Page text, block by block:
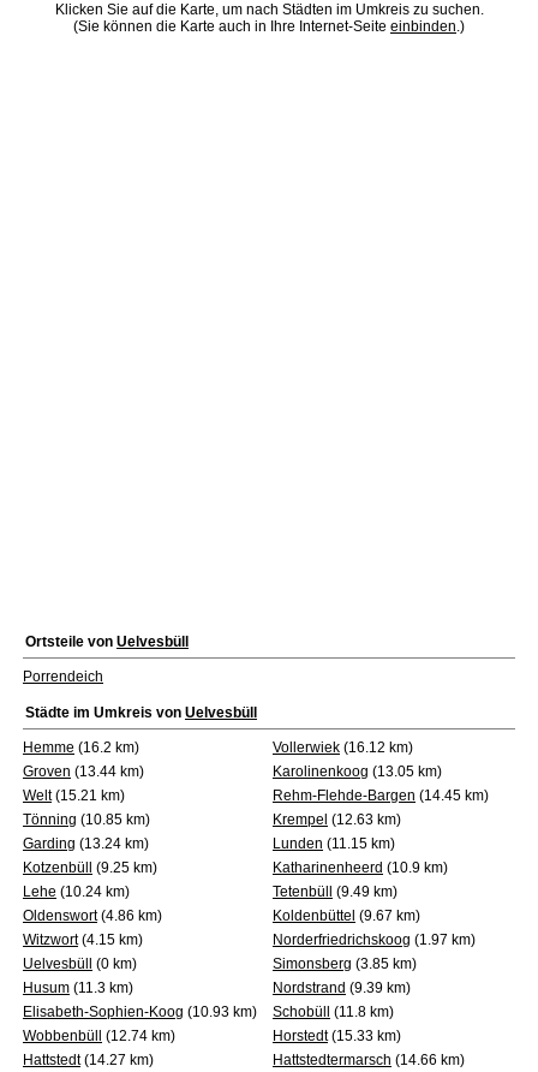
Klicken Sie auf die Karte, um nach Städten im Umkreis zu suchen.
(Sie können die Karte auch in Ihre Internet-Seite einbinden.)
Ortsteile von Uelvesbüll
Porrendeich
Städte im Umkreis von Uelvesbüll
Hemme (16.2 km) Vollerwiek (16.12 km)
Groven (13.44 km) Karolinenkoog (13.05 km)
Welt(15.21 km) Rehm-Flehde-Bargen (14.45 km)
Tönning (10.85 km) Krempel (12.63 km)
Garding (13.24 km) Lunden (11.15 km)
Kotzenbüll
(9.25 km) Katharinenheerd (10.9 km)
Lehe (10.24 km) Tetenbüll
(9.49 km)
Oldenswort(4.86 km) Koldenbüttel (9.67 km)
Witzwort(4.15 km) Norderfriedrichskoog (1.97 km)
Uelvesbüll
(0 km) Simonsberg (3.85 km)
Husum (11.3 km) Nordstrand (9.39 km)
Elisabeth-Sophien-Koog (10.93 km) Schobüll
(11.8 km)
Wobbenbüll
(12.74 km) Horstedt(15.33 km)
Hattstedt(14.27 km) Hattstedtermarsch (14.66 km)